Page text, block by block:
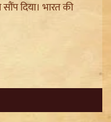
दिया। भारत की